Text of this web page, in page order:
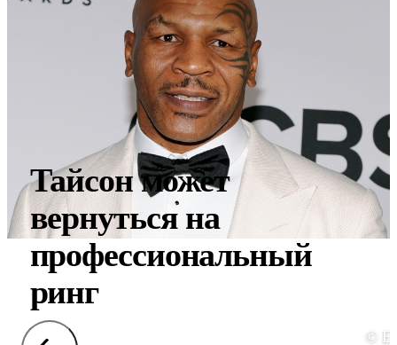
Тайсон может
вернуться на
профессиональный
ринг
©